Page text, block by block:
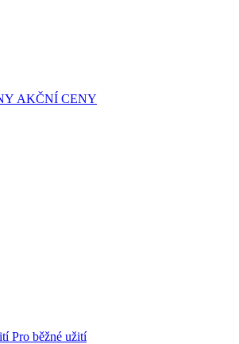
AKČNÍ CENY
Pro běžné užití